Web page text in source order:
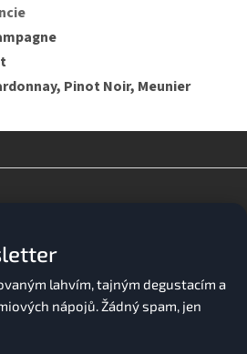
Pinot Noir, Meunier